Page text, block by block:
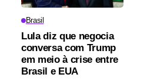
Brasil
Lula diz que negocia
conversa com Trump
em meio à crise entre
Brasil e EUA